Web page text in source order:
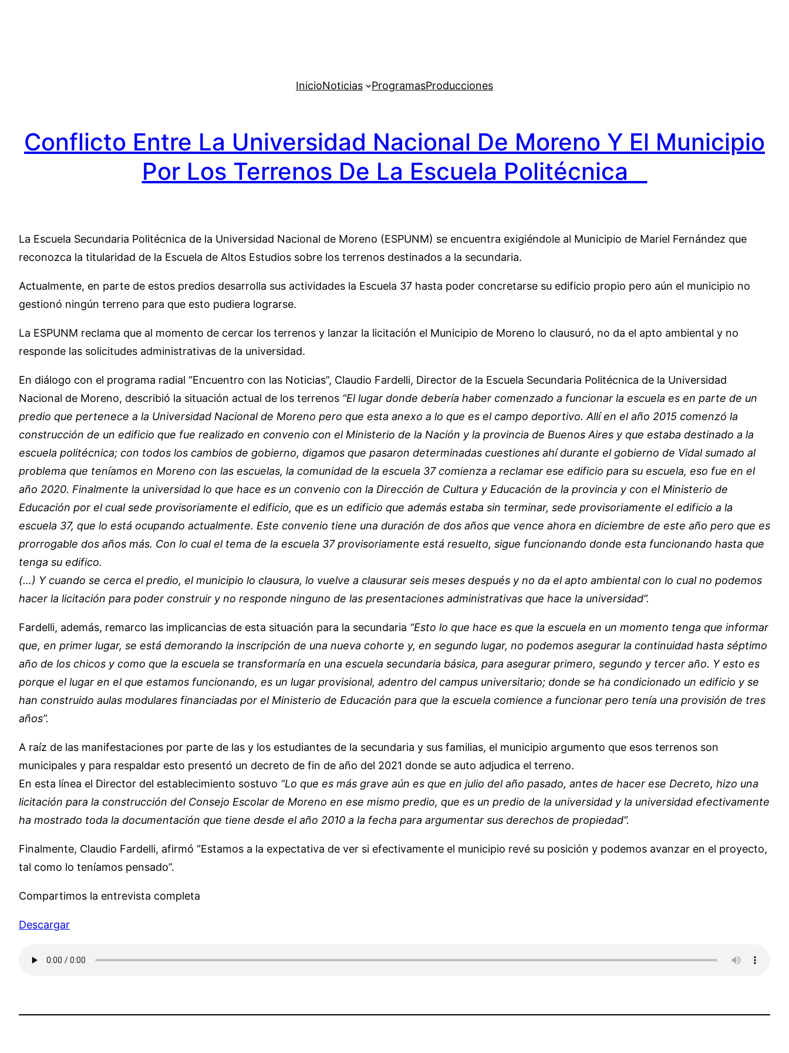
InicioNoticias ProgramasProducciones
Conflicto Entre La Universidad Nacional De Moreno Y El Municipio
Por Los Terrenos De La Escuela Politécnica
La Escuela Secundaria Politécnica de la Universidad Nacional de Moreno (ESPUNM) se encuentra exigiéndole al Municipio de Mariel Fernández que
reconozca la titularidad de la Escuela de Altos Estudios sobre los terrenos destinados a la secundaria.
Actualmente, en parte de estos predios desarrolla sus actividades la Escuela 37 hasta poder concretarse su edificio propio pero aún el municipio no
gestionó ningún terreno para que esto pudiera lograrse.
La ESPUNM reclama que al momento de cercar los terrenos y lanzar la licitación el Municipio de Moreno lo clausuró, no da el apto ambiental y no
responde las solicitudes administrativas de la universidad.
En diálogo con el programa radial “Encuentro con las Noticias”, Claudio Fardelli, Director de la Escuela Secundaria Politécnica de la Universidad
Nacional de Moreno, describió la situación actual de los terrenos “El lugar donde debería haber comenzado a funcionar la escuela es en parte de un
predio que pertenece a la Universidad Nacional de Moreno pero que esta anexo a lo que es el campo deportivo. Allí en el año 2015 comenzó la
construcción de un edificio que fue realizado en convenio con el Ministerio de la Nación y la provincia de Buenos Aires y que estaba destinado a la
escuela politécnica; con todos los cambios de gobierno, digamos que pasaron determinadas cuestiones ahí durante el gobierno de Vidal sumado al
problema que teníamos en Moreno con las escuelas, la comunidad de la escuela 37 comienza a reclamar ese edificio para su escuela, eso fue en el
año 2020. Finalmente la universidad lo que hace es un convenio con la Dirección de Cultura y Educación de la provincia y con el Ministerio de
Educación por el cual sede provisoriamente el edificio, que es un edificio que además estaba sin terminar, sede provisoriamente el edificio a la
escuela 37, que lo está ocupando actualmente. Este convenio tiene una duración de dos años que vence ahora en diciembre de este año pero que es
prorrogable dos años más. Con lo cual el tema de la escuela 37 provisoriamente está resuelto, sigue funcionando donde esta funcionando hasta que
tenga su edifico.
(…) Y cuando se cerca el predio, el municipio lo clausura, lo vuelve a clausurar seis meses después y no da el apto ambiental con lo cual no podemos
hacer la licitación para poder construir y no responde ninguno de las presentaciones administrativas que hace la universidad”.
Fardelli, además, remarco las implicancias de esta situación para la secundaria “Esto lo que hace es que la escuela en un momento tenga que informar
que, en primer lugar, se está demorando la inscripción de una nueva cohorte y, en segundo lugar, no podemos asegurar la continuidad hasta séptimo
año de los chicos y como que la escuela se transformaría en una escuela secundaria básica, para asegurar primero, segundo y tercer año. Y esto es
porque el lugar en el que estamos funcionando, es un lugar provisional, adentro del campus universitario; donde se ha condicionado un edificio y se
han construido aulas modulares financiadas por el Ministerio de Educación para que la escuela comience a funcionar pero tenía una provisión de tres
años”.
A raíz de las manifestaciones por parte de las y los estudiantes de la secundaria y sus familias, el municipio argumento que esos terrenos son
municipales y para respaldar esto presentó un decreto de fin de año del 2021 donde se auto adjudica el terreno.
En esta línea el Director del establecimiento sostuvo “Lo que es más grave aún es que en julio del año pasado, antes de hacer ese Decreto, hizo una
licitación para la construcción del Consejo Escolar de Moreno en ese mismo predio, que es un predio de la universidad y la universidad efectivamente
ha mostrado toda la documentación que tiene desde el año 2010 a la fecha para argumentar sus derechos de propiedad”.
Finalmente, Claudio Fardelli, afirmó “Estamos a la expectativa de ver si efectivamente el municipio revé su posición y podemos avanzar en el proyecto,
tal como lo teníamos pensado”.
Compartimos la entrevista completa
Descargar